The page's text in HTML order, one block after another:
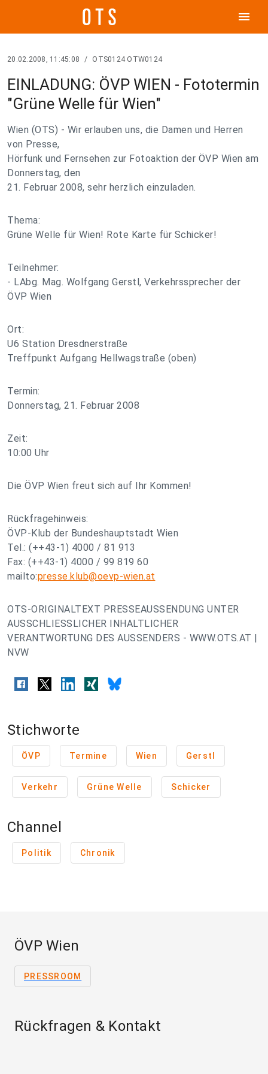
menu
20.02.2008, 11:45:08 / OTS0124 OTW0124
EINLADUNG: ÖVP WIEN - Fototermin
"Grüne Welle für Wien"
Wien (OTS) - Wir erlauben uns, die Damen und Herren
von Presse,
Hörfunk und Fernsehen zur Fotoaktion der ÖVP Wien am
Donnerstag, den
21. Februar 2008, sehr herzlich einzuladen.
Thema:
Grüne Welle für Wien! Rote Karte für Schicker!
Teilnehmer:
- LAbg. Mag. Wolfgang Gerstl, Verkehrssprecher der
ÖVP Wien
Ort:
U6 Station Dresdnerstraße
Treffpunkt Aufgang Hellwagstraße (oben)
Termin:
Donnerstag, 21. Februar 2008
Zeit:
10:00 Uhr
Die ÖVP Wien freut sich auf Ihr Kommen!
Rückfragehinweis:
ÖVP-Klub der Bundeshauptstadt Wien
Tel.: (++43-1) 4000 / 81 913
Fax: (++43-1) 4000 / 99 819 60
mailto:presse.klub@oevp-wien.at
OTS-ORIGINALTEXT PRESSEAUSSENDUNG UNTER
AUSSCHLIESSLICHER INHALTLICHER
VERANTWORTUNG DES AUSSENDERS - WWW.OTS.AT |
NVW
Stichworte
ÖVP Termine Wien Gerstl
Verkehr Grüne Welle Schicker
Channel
Politik Chronik
ÖVP Wien
PRESSROOM
Rückfragen & Kontakt